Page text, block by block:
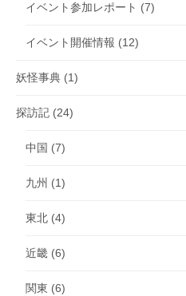
イベント参加レポート (7)
イベント開催情報 (12)
妖怪事典 (1)
探訪記 (24)
中国 (7)
九州 (1)
東北 (4)
近畿 (6)
関東 (6)